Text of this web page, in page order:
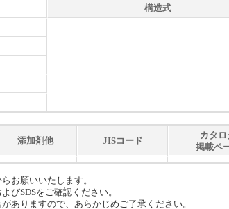
構造式
添加剤他 JISコード
カタロ
掲載ペ
らお願いいたします。
びSDSをご確認ください。
ありますので、あらかじめご了承ください。